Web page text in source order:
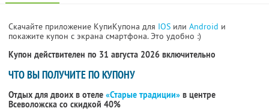
Скачайте приложение КупиКупона для IOS или Android и
покажите купон с экрана смартфона. Это удобно :)
Купон действителен по 31 августа 2026 включительно
ЧТО ВЫ ПОЛУЧИТЕ ПО КУПОНУ
Отдых для двоих в отеле «Старые традиции» в центре
Всеволожска со скидкой 40%